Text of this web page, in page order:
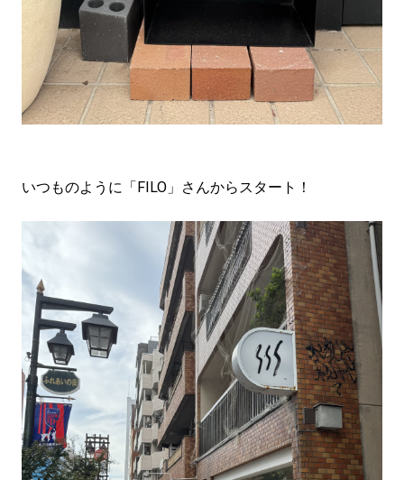
いつものように「FILO」さんからスタート！